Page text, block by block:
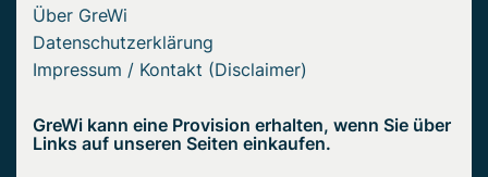
Über GreWi
Datenschutzerklärung
Impressum / Kontakt (Disclaimer)
GreWi kann eine Provision erhalten, wenn Sie über
Links auf unseren Seiten einkaufen.